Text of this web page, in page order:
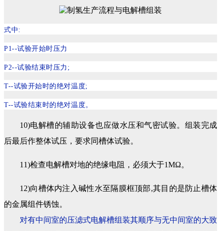
式中:
P1--试验开始时压力
P2--试验结束时压力;
T--试验开始时的绝对温度;
T--试验结束时的绝对温度。
10)电解槽的辅助设备也应做水压和气密试验。组装完成
后最后作整体试压，要求同槽体试验。
11)检查电解槽对地的绝缘电阻，必须大于1MΩ。
12)向槽体内注入碱性水至隔膜框顶部,其目的是防止槽体
的金属组件锈蚀。
对有中间室的压滤式电解槽组装其顺序与无中间室的大致